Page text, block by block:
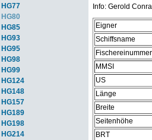
HG77
HG80
HG85
HG93
HG95
HG98
HG99
HG124
HG148
HG157
HG189
HG198
HG214
Info: Gerold
Eigner
Schiffsname
Fischereinummer
MMSI
US
Länge
Breite
Seitenhöhe
BRT